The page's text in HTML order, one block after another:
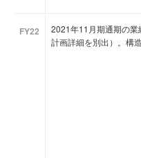
FY22
2021年11月期通期の
計画詳細を別出）。構